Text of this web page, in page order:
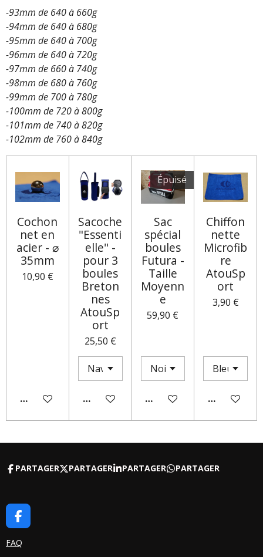
-93mm de 640 à 660g
-94mm de 640 à 680g
-95mm de 640 à 700g
-96mm de 640 à 720g
-97mm de 660 à 740g
-98mm de 680 à 760g
-99mm de 700 à 780g
-100mm de 720 à 800g
-101mm de 740 à 820g
-102mm de 760 à 840g
Cochon
net en
acier - ⌀
35mm
10,90 €
AJOUTER AU PANIER
Sacoche
"Essenti
elle" -
pour 3
boules
Breton
nes
AtouSp
ort
25,50 €
AJOUTER AU PANIER
Épuisé
Sac
spécial
boules
Futura -
Taille
Moyenn
e
59,90 €
M'AVERTIR SI DISPONIBLE
Chiffon
nette
Microfib
re
AtouSp
ort
3,90 €
AJOUTER
PARTAGER PARTAGER PARTAGER PARTAGER
F
A
C
FAQ